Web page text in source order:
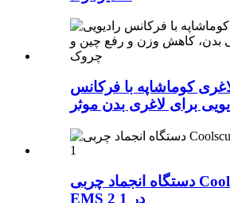
کوماشاپه با فرکانس
دستگاه انجماد چربی Coolsculpting
EMS 2 در 1